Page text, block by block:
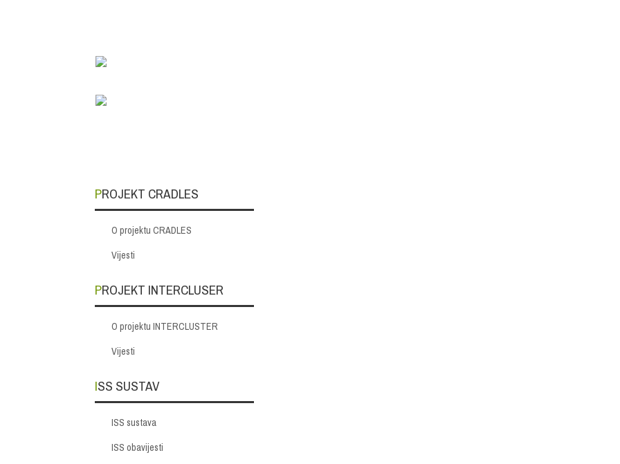
PROJEKT CRADLES
O projektu CRADLES
Vijesti
PROJEKT INTERCLUSER
O projektu INTERCLUSTER
Vijesti
ISS SUSTAV
ISS sustava
ISS obavijesti